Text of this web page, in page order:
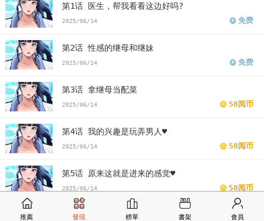
第1话 医生，帮我看看这边好吗?
2025/06/14 免费
第2话 性感的继母和继妹
2025/06/14 免费
第3话 拿继母当配菜
2025/06/14 58阅币
第4话 我的兴趣是玩弄男人♥
2025/06/14 58阅币
第5话 原来这就是进来的感觉♥
2025/06/14 58阅币
第6话 好想吃博齐的精液…
推薦 發現 榜單 書架 會員